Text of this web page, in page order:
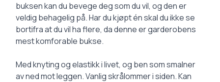
buksen kan du bevege deg som du vil, og den er
veldig behagelig på. Har du kjøpt én skal du ikke se
bortifra at du vil ha flere, da denne er garderobens
mest komforable bukse.
Med knyting og elastikk i livet, og ben som smalner
av ned mot leggen. Vanlig skrålommer i siden. Kan